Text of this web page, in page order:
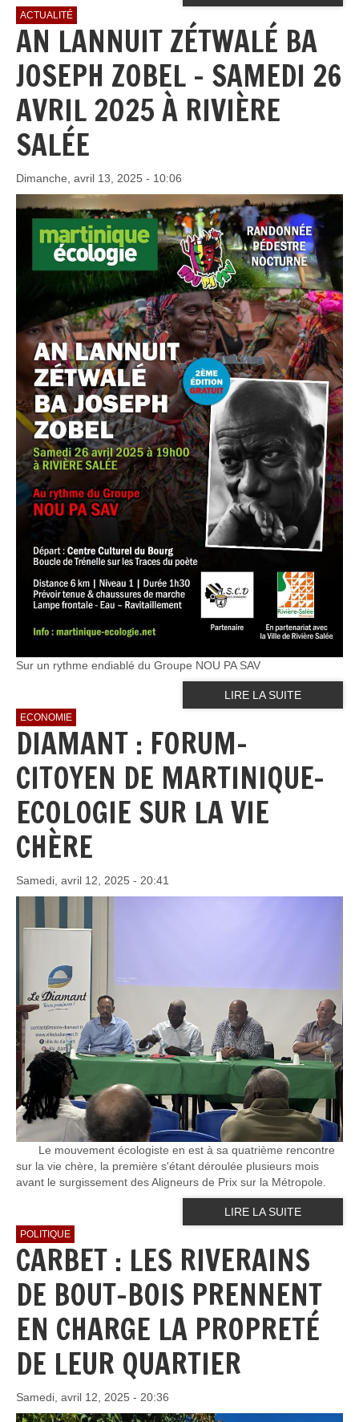
ACTUALITÉ
AN LANNUIT ZÉTWALÉ BA
JOSEPH ZOBEL - SAMEDI 26
AVRIL 2025 À RIVIÈRE
SALÉE
Dimanche, avril 13, 2025 - 10:06
Sur un rythme endiablé du Groupe NOU PA SAV
LIRE LA SUITE
ECONOMIE
DIAMANT : FORUM-
CITOYEN DE MARTINIQUE-
ECOLOGIE SUR LA VIE
CHÈRE
Samedi, avril 12, 2025 - 20:41
Le mouvement écologiste en est à sa quatrième rencontre
sur la vie chère, la première s'étant déroulée plusieurs mois
avant le surgissement des Aligneurs de Prix sur la Métropole.
LIRE LA SUITE
POLITIQUE
CARBET : LES RIVERAINS
DE BOUT-BOIS PRENNENT
EN CHARGE LA PROPRETÉ
DE LEUR QUARTIER
Samedi, avril 12, 2025 - 20:36